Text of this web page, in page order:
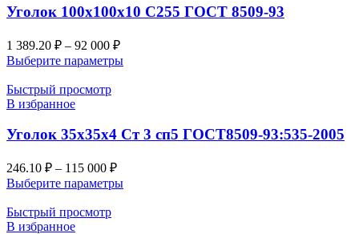
Уголок 100х100х10 С255 ГОСТ 8509-93
1 389.20 ₽ – 92 000 ₽
Выберите параметры
Быстрый просмотр
В избранное
Уголок 35х35х4 Ст 3 сп5 ГОСТ8509-93:535-2005
246.10 ₽ – 115 000 ₽
Выберите параметры
Быстрый просмотр
В избранное